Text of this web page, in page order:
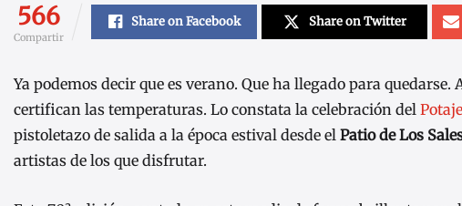
566
Compartir
Share on Facebook Share on Twitter
Ya podemos decir que es verano. Que ha llegado para
certifican las temperaturas. Lo constata la celebración del
pistoletazo de salida a la época estival desde el Patio de Los
artistas de los que disfrutar.